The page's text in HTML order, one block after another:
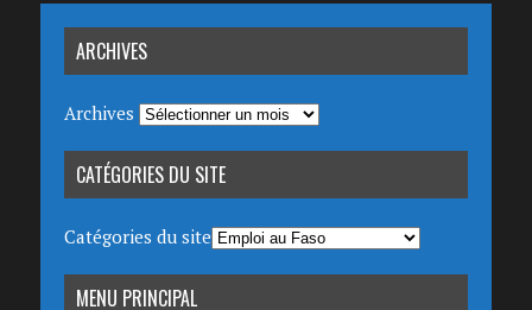
ARCHIVES
Archives
CATÉGORIES DU SITE
Catégories du site
MENU PRINCIPAL